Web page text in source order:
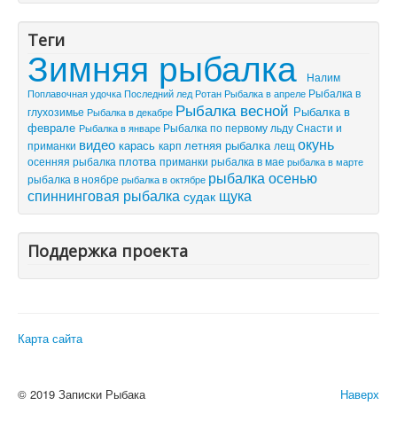
Теги
Зимняя рыбалка
Налим
Поплавочная удочкаПоследний лед Ротан Рыбалка в апреле Рыбалка в
глухозимье Рыбалка в декабре Рыбалка весной Рыбалка в
феврале Рыбалка в январе Рыбалка по первому льдуСнасти и
приманки видео карась карп летняя рыбалка лещ окунь
осенняя рыбалка плотваприманки рыбалка в мае рыбалка в марте
рыбалка в ноябре рыбалка в октябре рыбалка осенью
спиннинговая рыбалкасудак щука
Поддержка проекта
Карта сайта
Наверх
© 2019 Записки Рыбака